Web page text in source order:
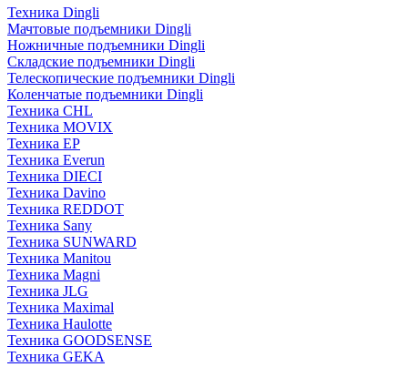
Техника Dingli
Мачтовые подъемники Dingli
Ножничные подъемники Dingli
Складские подъемники Dingli
Телескопические подъемники Dingli
Коленчатые подъемники Dingli
Техника CHL
Техника MOVIX
Техника EP
Техника Everun
Техника DIECI
Техника Davino
Техника REDDOT
Техника Sany
Техника SUNWARD
Техника Manitou
Техника Magni
Техника JLG
Техника Maximal
Техника Haulotte
Техника GOODSENSE
Техника GEKA